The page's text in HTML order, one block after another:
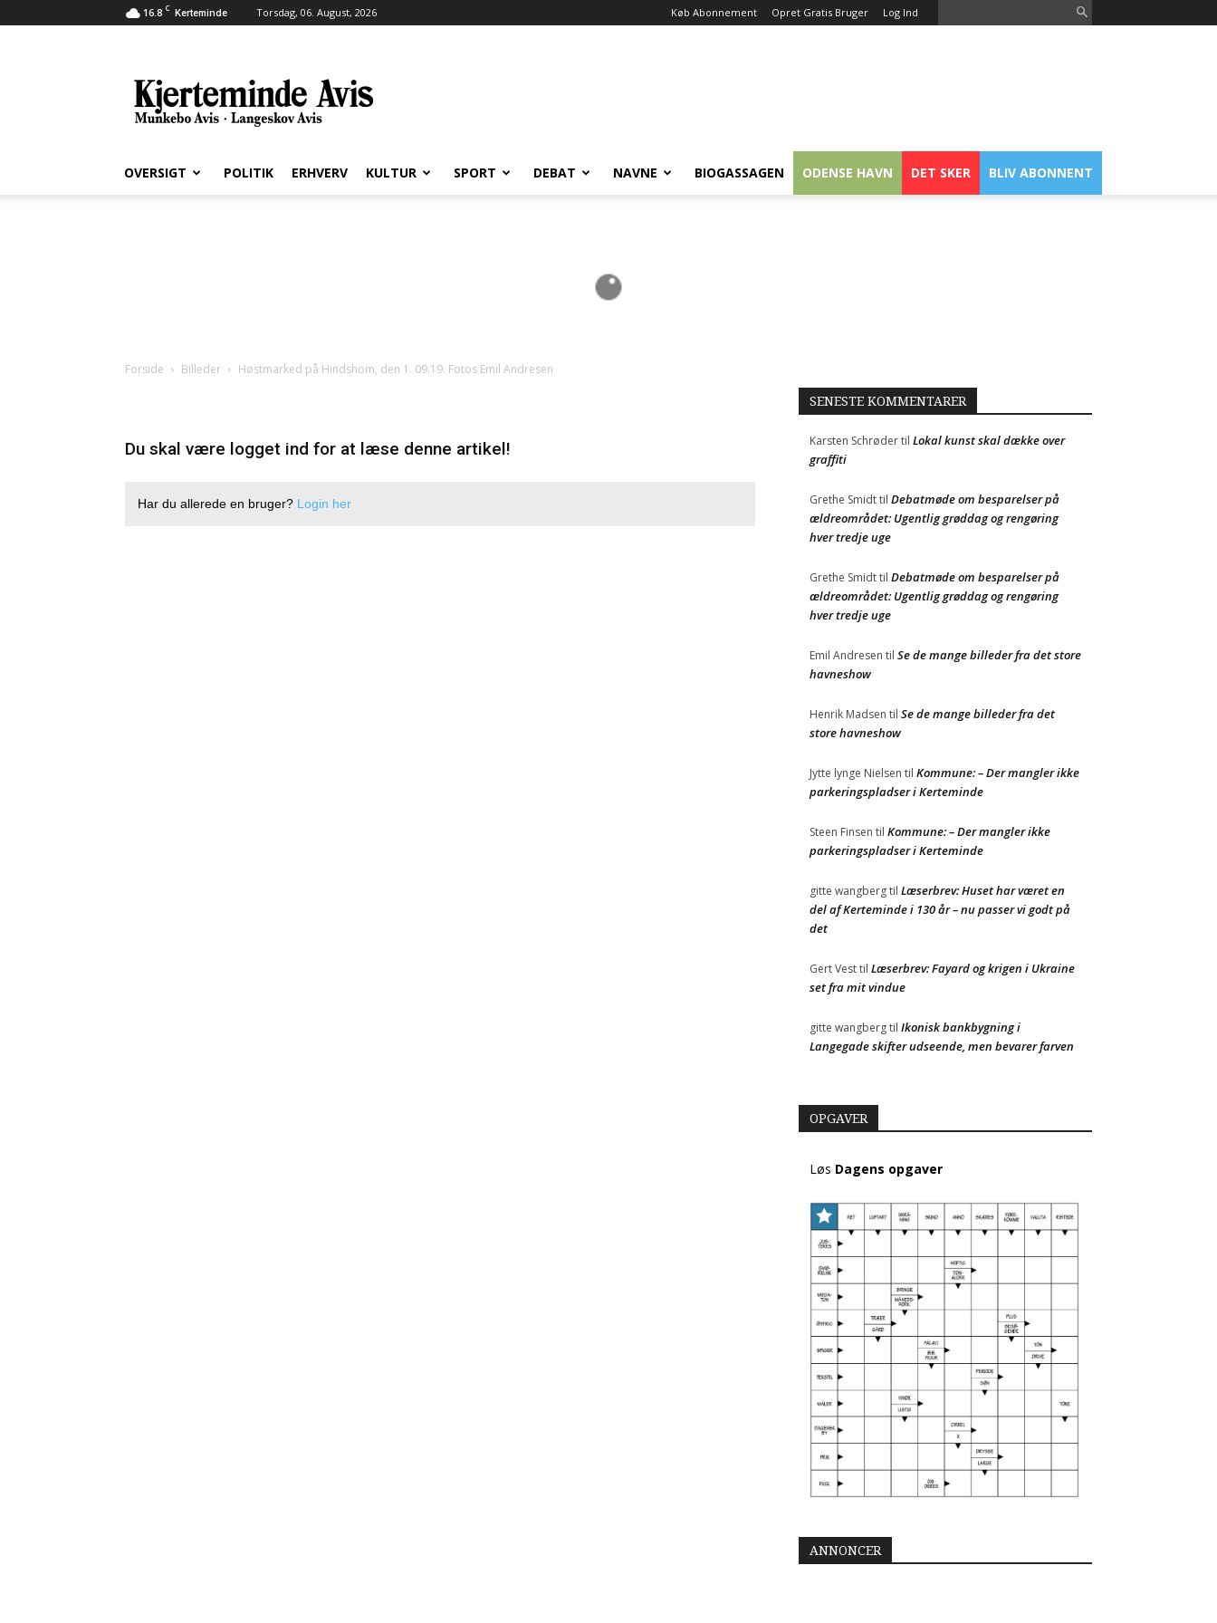
16.8 C Kerteminde Torsdag, 06. August, 2026 Køb Abonnement Opret Gratis Bruger Log Ind
Avis
OVERSIGT POLITIK ERHVERV KULTUR SPORT DEBAT NAVNE BIOGASSAGEN ODENSE HAVN DET SKER BLIV ABONNENT
Forside Billeder Høstmarked på Hindshom, den 1. 09.19. Fotos Emil Andresen
Du skal være logget ind for at læse denne artikel!
Har du allerede en bruger? Login her
SENESTE KOMMENTARER
Karsten Schrødertil Lokal kunst skal dække over
graffiti
Grethe Smidttil Debatmøde om besparelser på
ældreområdet: Ugentlig grøddag og rengøring
hver tredje uge
Grethe Smidttil Debatmøde om besparelser på
ældreområdet: Ugentlig grøddag og rengøring
hver tredje uge
Emil Andresen til Se de mange billeder fra det store
havneshow
Henrik Madsen til Se de mange billeder fra det
store havneshow
Jytte lynge Nielsen til Kommune: – Der mangler ikke
parkeringspladser i Kerteminde
Steen Finsen til Kommune: – Der mangler ikke
parkeringspladser i Kerteminde
gitte wangbergtil Læserbrev: Huset har været en
del af Kerteminde i 130 år – nu passer vi godt på
det
Gert Vesttil Læserbrev: Fayard og krigen i Ukraine
set fra mit vindue
gitte wangbergtil Ikonisk bankbygning i
Langegade skifter udseende, men bevarer farven
OPGAVER
Løs Dagens opgaver
ANNONCER